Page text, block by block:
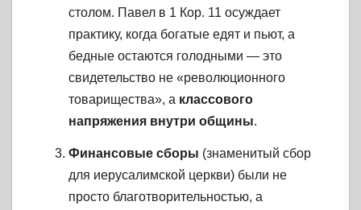
столом. Павел в 1 Кор. 11 осуждает
практику, когда богатые едят и пьют, а
бедные остаются голодными — это
свидетельство не «революционного
товарищества», а классового
напряжения внутри общины.
Финансовые сборы (знаменитый сбор
для иерусалимской церкви) были не
просто благотворительностью, а